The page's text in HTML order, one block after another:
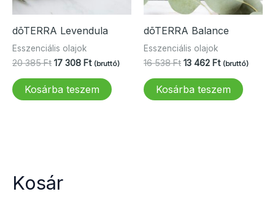
dōTERRA Levendula
Esszenciális olajok
20 385Ft Original
was:
20
17 308 FtCurrent
17
(bruttó)
Kosárba teszem
dōTERRA Balance
Esszenciális olajok
16 538Ft Original
was:
16
13 462 FtCurrent
13
(bruttó)
Kosárba teszem
Kosár